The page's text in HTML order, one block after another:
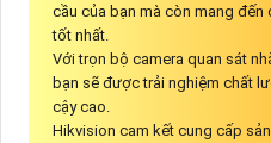
cầu của bạn mà còn mang
tốt nhất.
Với trọn bộ camera quan sát
bạn sẽ được trải nghiệm chất
cậy cao.
Hikvision cam kết cung cấp